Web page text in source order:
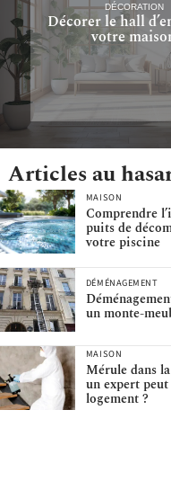
DÉCORATION
Décorer le hall
votre
Articles au
MAISON
Comprendre
puits de
votre piscine
DÉMÉNAGEMENT
un monte-
MAISON
Mérule dans
un expert
logement ?